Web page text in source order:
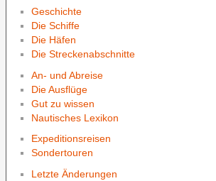
Geschichte
Die Schiffe
Die Häfen
Die Streckenabschnitte
An- und Abreise
Die Ausflüge
Gut zu wissen
Nautisches Lexikon
Expeditionsreisen
Sondertouren
Letzte Änderungen